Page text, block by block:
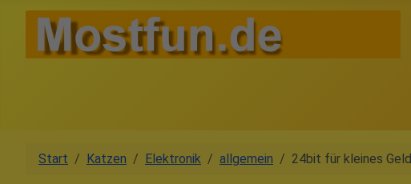
Start Katzen Elektronik allgemein 24bit für kleines Geld